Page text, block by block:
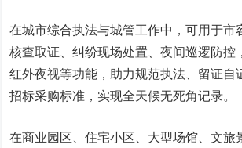
在城市综合执法与城管工作中，可用于市
核查取证、纠纷现场处置、夜间巡逻防控
红外夜视等功能，助力规范执法、留证自
招标采购标准，实现全天候无死角记录。
在商业园区、住宅小区、大型场馆、文旅